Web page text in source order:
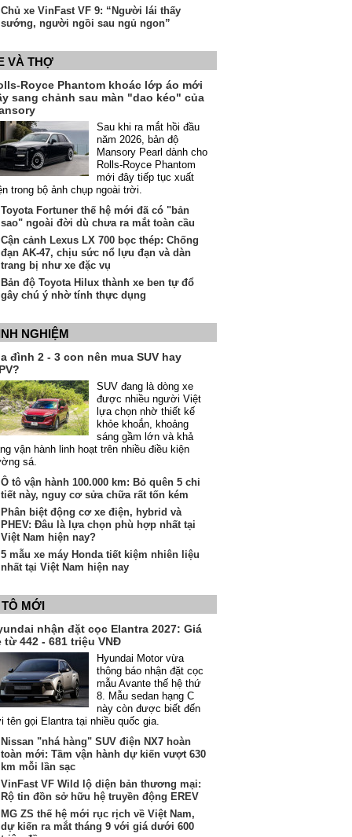
Chủ xe VinFast VF 9: “Người lái thấy
sướng, người ngồi sau ngủ ngon”
VÀ THỢ
Royce Phantom khoác lớp áo mới
sang chảnh sau màn "dao kéo" của
Sau khi ra mắt hồi đầu
năm 2026, bản độ
Mansory Pearl dành cho
Rolls-Royce Phantom
mới đây tiếp tục xuất
trong bộ ảnh chụp ngoài trời.
Toyota Fortuner thế hệ mới đã có "bản
sao" ngoài đời dù chưa ra mắt toàn cầu
Cận cảnh Lexus LX 700 bọc thép: Chống
đạn AK-47, chịu sức nổ lựu đạn và dàn
trang bị như xe đặc vụ
Bản độ Toyota Hilux thành xe ben tự đổ
gây chú ý nhờ tính thực dụng
NGHIỆM
đình 2 - 3 con nên mua SUV hay
SUV đang là dòng xe
được nhiều người Việt
lựa chọn nhờ thiết kế
khỏe khoắn, khoảng
sáng gầm lớn và khả
vận hành linh hoạt trên nhiều điều kiện
sá.
Ô tô vận hành 100.000 km: Bỏ quên 5 chi
tiết này, nguy cơ sửa chữa rất tốn kém
Phân biệt động cơ xe điện, hybrid và
PHEV: Đâu là lựa chọn phù hợp nhất tại
Việt Nam hiện nay?
5 mẫu xe máy Honda tiết kiệm nhiên liệu
nhất tại Việt Nam hiện nay
MỚI
nhận đặt cọc Elantra 2027: Giá
từ 442 - 681 triệu VNĐ
Hyundai Motor vừa
thông báo nhận đặt cọc
mẫu Avante thế hệ thứ
8. Mẫu sedan hạng C
này còn được biết đến
tên gọi Elantra tại nhiều quốc gia.
Nissan "nhá hàng" SUV điện NX7 hoàn
toàn mới: Tầm vận hành dự kiến vượt 630
km mỗi lần sạc
VinFast VF Wild lộ diện bản thương mại:
Rộ tin đồn sở hữu hệ truyền động EREV
MG ZS thế hệ mới rục rịch về Việt Nam,
dự kiến ra mắt tháng 9 với giá dưới 600